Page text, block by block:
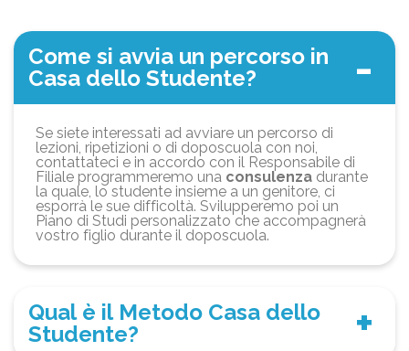
Come si avvia un percorso in
Casa dello Studente?
Se siete interessati ad avviare un percorso di
lezioni, ripetizioni o di doposcuola con noi,
contattateci e in accordo con il Responsabile di
Filiale programmeremo una consulenza durante
la quale, lo studente insieme a un genitore, ci
esporrà le sue difficoltà. Svilupperemo poi un
Piano di Studi personalizzato che accompagnerà
vostro figlio durante il doposcuola.
Qual è il Metodo Casa dello
Studente?